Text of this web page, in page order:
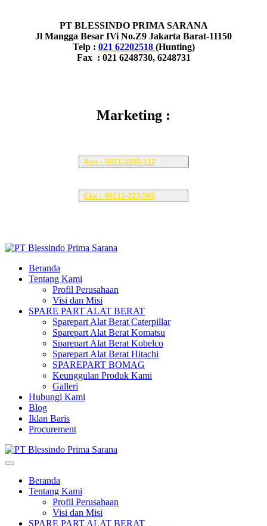
PT BLESSINDO PRIMA SARANA
Jl Mangga Besar IVi No.Z9 Jakarta Barat-11150
Telp : 021 62202518 (Hunting)
Fax : 021 6248730, 6248731
Marketing :
Ayu : 0811-1202-112
Eka : 08111-223-565
Beranda
Tentang Kami
Profil Perusahaan
Visi dan Misi
SPARE PART ALAT BERAT
Sparepart Alat Berat Caterpillar
Sparepart Alat Berat Komatsu
Sparepart Alat Berat Kobelco
Sparepart Alat Berat Hitachi
SPAREPART BOMAG
Keunggulan Produk Kami
Galleri
Hubungi Kami
Blog
Iklan Baris
Procurement
Beranda
Tentang Kami
Profil Perusahaan
Visi dan Misi
SPARE PART ALAT BERAT